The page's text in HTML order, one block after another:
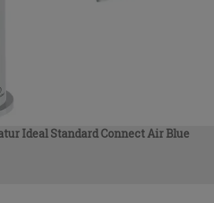
Ideal Standard Connect Air Blue